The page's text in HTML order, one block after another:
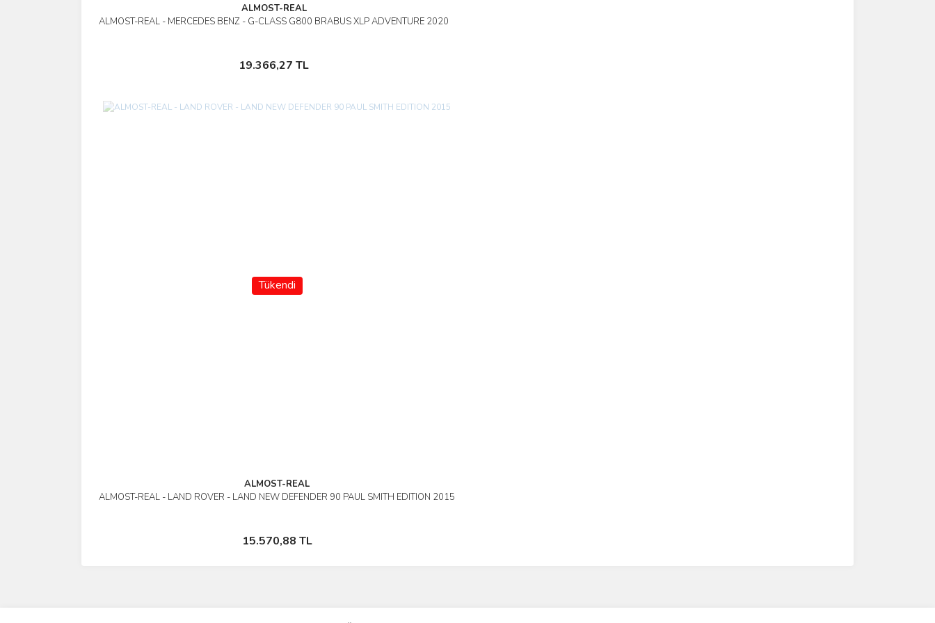
ALMOST-REAL
ALMOST-REAL - MERCEDES BENZ - G-CLASS G800 BRABUS XLP ADVENTURE 2020
19.366,27 TL
İncele
Stokta Yok
Tükendi
ALMOST-REAL
ALMOST-REAL - LAND ROVER - LAND NEW DEFENDER 90 PAUL SMITH EDITION 2015
15.570,88 TL
İncele
Stokta Yok